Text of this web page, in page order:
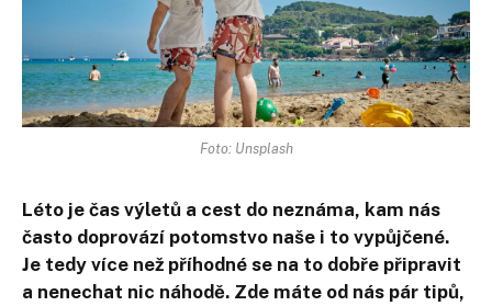
Foto: Unsplash
Léto je čas výletů a cest do neznáma, kam nás
často doprovází potomstvo naše i to vypůjčené.
Je tedy více než příhodné se na to dobře připravit
a nenechat nic náhodě. Zde máte od nás pár tipů,